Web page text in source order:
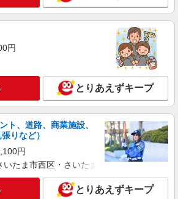
スタッフ
［アルバイト・パート］時給1,230円〜 ・交通
ららぽーと立川立飛 東京都立川市泉町935-1
詳細を見る
・販売スタッフ
アルバイト・パート］時給1,350円 ※試用期
円
とりあえずキープ
ト、道路、商業施設、
りなど）
円
いたま市西区・さいたま市岩槻区・久喜市・
とりあえずキープ